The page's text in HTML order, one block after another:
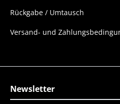
Rückgabe / Umtausch
Versand- und
Newsletter